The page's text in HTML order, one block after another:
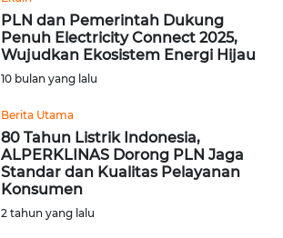
PLN dan Pemerintah Dukung
Penuh Electricity Connect 2025,
Wujudkan Ekosistem Energi Hijau
10 bulan yang lalu
Berita Utama
80 Tahun Listrik Indonesia,
ALPERKLINAS Dorong PLN Jaga
Standar dan Kualitas Pelayanan
Konsumen
2 tahun yang lalu